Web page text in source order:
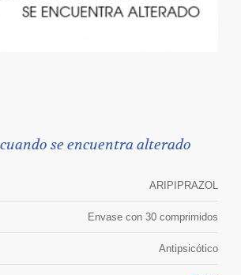
se encuentra alterado
ARIPIPRAZOL
Envase con 30 comprimidos
Antipsicótico